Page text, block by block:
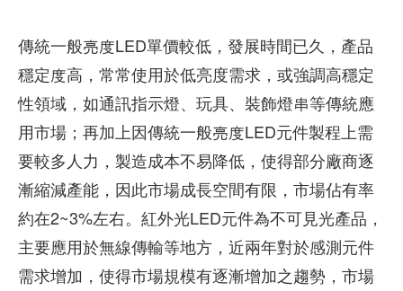
傳統一般亮度LED單價較低，發展時間已久，產品
穩定度高，常常使用於低亮度需求，或強調高穩定
性領域，如通訊指示燈、玩具、裝飾燈串等傳統應
用市場；再加上因傳統一般亮度LED元件製程上需
要較多人力，製造成本不易降低，使得部分廠商逐
漸縮減產能，因此市場成長空間有限，市場佔有率
約在2~3%左右。紅外光LED元件為不可見光產品，
主要應用於無線傳輸等地方，近兩年對於感測元件
需求增加，使得市場規模有逐漸增加之趨勢，市場